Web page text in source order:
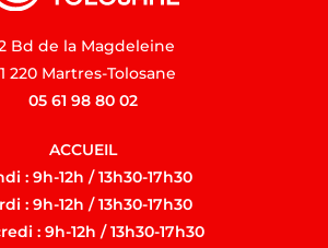
Bd de la Magdeleine
220 Martres-Tolosane
05 61 98 80 02
ACCUEIL
: 9h-12h / 13h30-17h30
: 9h-12h / 13h30-17h30
: 9h-12h / 13h30-17h30